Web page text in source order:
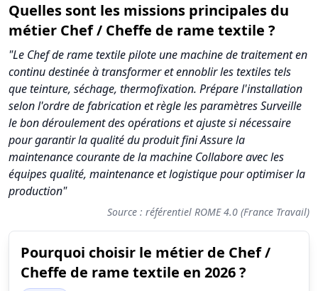
Quelles sont les missions principales du
métier Chef / Cheffe de rame textile ?
"Le Chef de rame textile pilote une machine de traitement en
continu destinée à transformer et ennoblir les textiles tels
que teinture, séchage, thermofixation. Prépare l'installation
selon l'ordre de fabrication et règle les paramètres Surveille
le bon déroulement des opérations et ajuste si nécessaire
pour garantir la qualité du produit fini Assure la
maintenance courante de la machine Collabore avec les
équipes qualité, maintenance et logistique pour optimiser la
production"
Source : référentiel ROME 4.0 (France Travail)
Pourquoi choisir le métier de Chef /
Cheffe de rame textile en 2026 ?
Synthèse des scores du métier Chef / Cheffe de rame textile
Indicateur
Score (sur 10)